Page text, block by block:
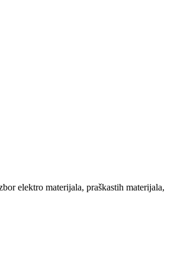
elektro materijala, praškastih materijala,